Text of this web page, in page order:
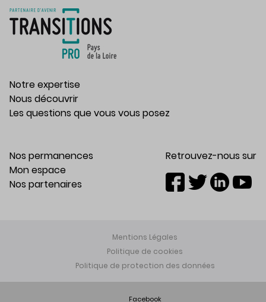
Notre expertise
Nous découvrir
Les questions que vous vous posez
Nos permanences
Mon espace
Nos partenaires
Retrouvez-nous sur
Mentions Légales
Politique de cookies
Politique de protection des données
Facebook